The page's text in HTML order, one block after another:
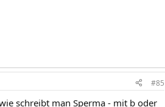
#85
schreibt man Sperma - mit b oder